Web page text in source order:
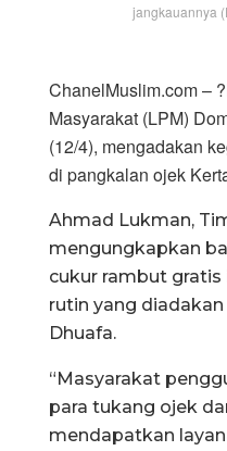
jangkauannya
ChanelMuslim.com –
Masyarakat (LPM)
(12/4), mengadakan
di pangkalan ojek
Ahmad Lukman,
mengungkapkan
cukur rambut
rutin yang
Dhuafa.
“Masyarakat
para tukang ojek
mendapatkan